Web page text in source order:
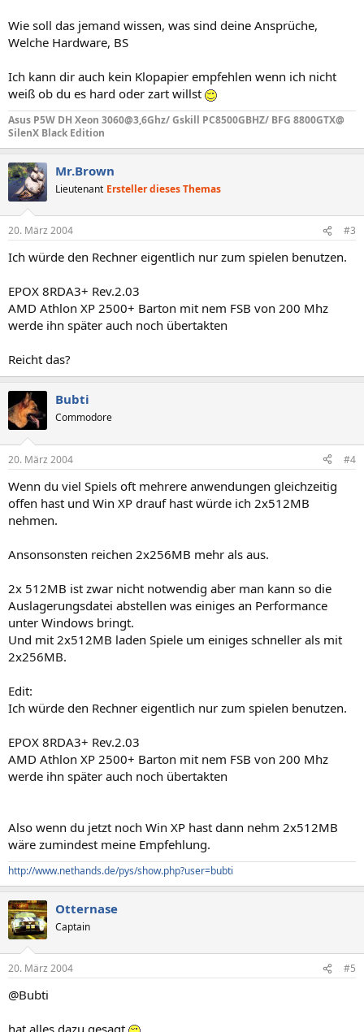
Wie soll das jemand wissen, was sind deine Ansprüche,
Welche Hardware, BS
Ich kann dir auch kein Klopapier empfehlen wenn ich nicht
weiß ob du es hard oder zart willst
Asus P5W DH Xeon 3060@3,6Ghz/ Gskill PC8500GBHZ/ BFG 8800GTX@
SilenX Black Edition
Mr.Brown
Lieutenant Ersteller dieses Themas
20. März 2004 #3
Ich würde den Rechner eigentlich nur zum spielen benutzen.
EPOX 8RDA3+ Rev.2.03
AMD Athlon XP 2500+ Barton mit nem FSB von 200 Mhz
werde ihn später auch noch übertakten
Reicht das?
Bubti
Commodore
20. März 2004 #4
Wenn du viel Spiels oft mehrere anwendungen gleichzeitig
offen hast und Win XP drauf hast würde ich 2x512MB
nehmen.
Ansonsonsten reichen 2x256MB mehr als aus.
2x 512MB ist zwar nicht notwendig aber man kann so die
Auslagerungsdatei abstellen was einiges an Performance
unter Windows bringt.
Und mit 2x512MB laden Spiele um einiges schneller als mit
2x256MB.
Edit:
Ich würde den Rechner eigentlich nur zum spielen benutzen.
EPOX 8RDA3+ Rev.2.03
AMD Athlon XP 2500+ Barton mit nem FSB von 200 Mhz
werde ihn später auch noch übertakten
Also wenn du jetzt noch Win XP hast dann nehm 2x512MB
wäre zumindest meine Empfehlung.
http://www.nethands.de/pys/show.php?user=bubti
Otternase
Captain
20. März 2004 #5
@Bubti
hat alles dazu gesagt